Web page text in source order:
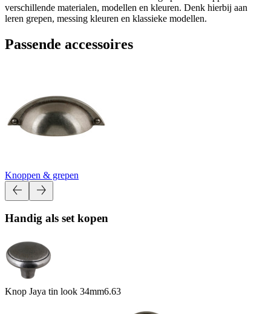
verschillende materialen, modellen en kleuren. Denk hierbij aan
leren grepen, messing kleuren en klassieke modellen.
Passende accessoires
Knoppen & grepen
Handig als set kopen
Knop Jaya tin look 34mm6.63